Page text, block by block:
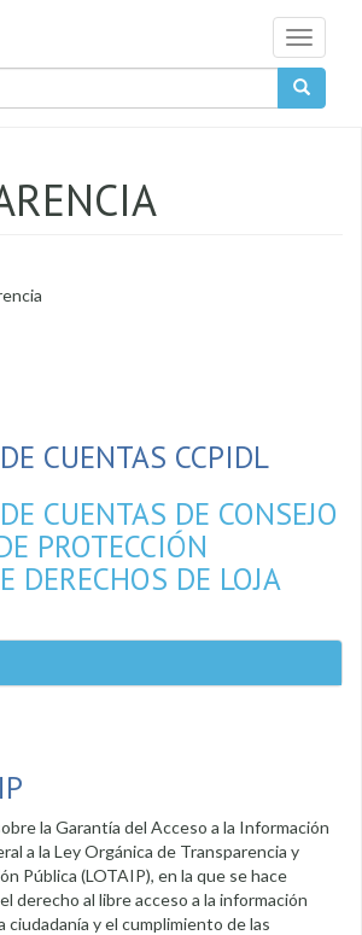
Toggle
CUENTAS CCPIDL
CUENTAS DE CONSEJO
PROTECCIÓN
DERECHOS DE LOJA
la Garantía del Acceso a la Información
a la Ley Orgánica de Transparencia y
Pública (LOTAIP), en la que se hace
derecho al libre acceso a la información
ciudadanía y el cumplimiento de las